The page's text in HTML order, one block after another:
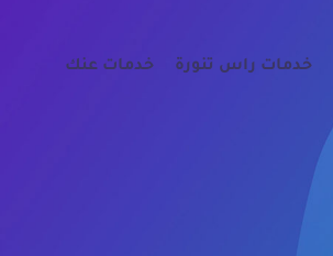
خدمات راس تنورة خدمات عنك